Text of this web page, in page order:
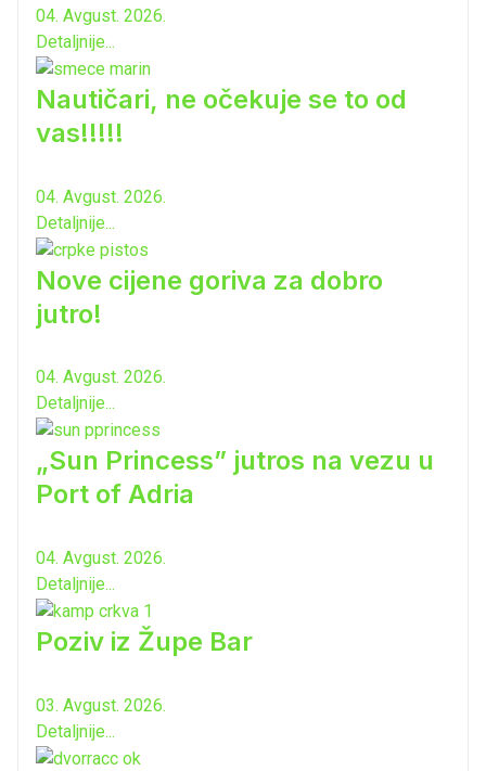
04. Avgust. 2026.
Detaljnije...
Nautičari, ne očekuje se to od
vas!!!!!
04. Avgust. 2026.
Detaljnije...
Nove cijene goriva za dobro
jutro!
04. Avgust. 2026.
Detaljnije...
„Sun Princess” jutros na vezu u
Port of Adria
04. Avgust. 2026.
Detaljnije...
Poziv iz Župe Bar
03. Avgust. 2026.
Detaljnije...